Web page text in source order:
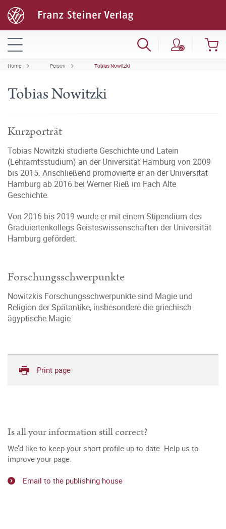
Home Person Tobias Nowitzki
Tobias Nowitzki
Kurzporträt
Tobias Nowitzki studierte Geschichte und Latein
(Lehramtsstudium) an der Universität Hamburg von 2009
bis 2015. Anschließend promovierte er an der Universität
Hamburg ab 2016 bei Werner Rieß im Fach Alte
Geschichte.
Von 2016 bis 2019 wurde er mit einem Stipendium des
Graduiertenkollegs Geisteswissenschaften der Universität
Hamburg gefördert.
Forschungsschwerpunkte
Nowitzkis Forschungsschwerpunkte sind Magie und
Religion der Spätantike, insbesondere die griechisch-
ägyptische Magie.
Print page
Is all your information still correct?
We’d like to keep your short profile up to date. Help us to
improve your page.
Email to the publishing house